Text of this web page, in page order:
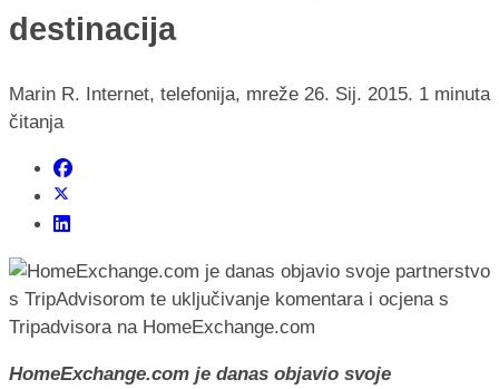
destinacija
Marin R. Internet, telefonija, mreže 26. Sij. 2015. 1 minuta
čitanja
HomeExchange.com je danas objavio svoje